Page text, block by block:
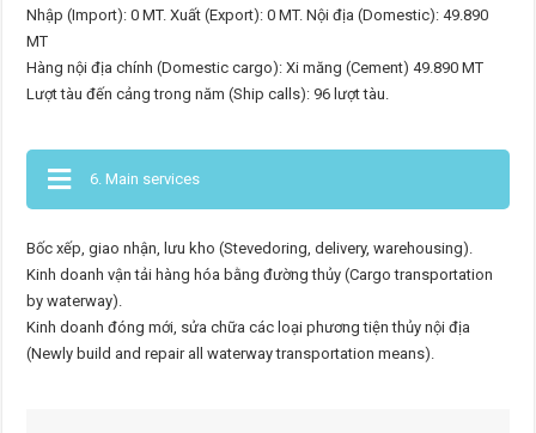
Nhập (Import): 0 MT. Xuất (Export): 0 MT. Nội địa (Domestic): 49.890
MT
Hàng nội địa chính (Domestic cargo): Xi măng (Cement) 49.890 MT
Lượt tàu đến cảng trong năm (Ship calls): 96 lượt tàu.
6. Main services
Bốc xếp, giao nhận, lưu kho (Stevedoring, delivery, warehousing).
Kinh doanh vận tải hàng hóa bằng đường thủy (Cargo transportation
by waterway).
Kinh doanh đóng mới, sửa chữa các loại phương tiện thủy nội địa
(Newly build and repair all waterway transportation means).